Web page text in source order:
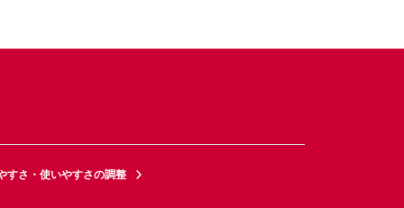
すさ・使いやすさの調整